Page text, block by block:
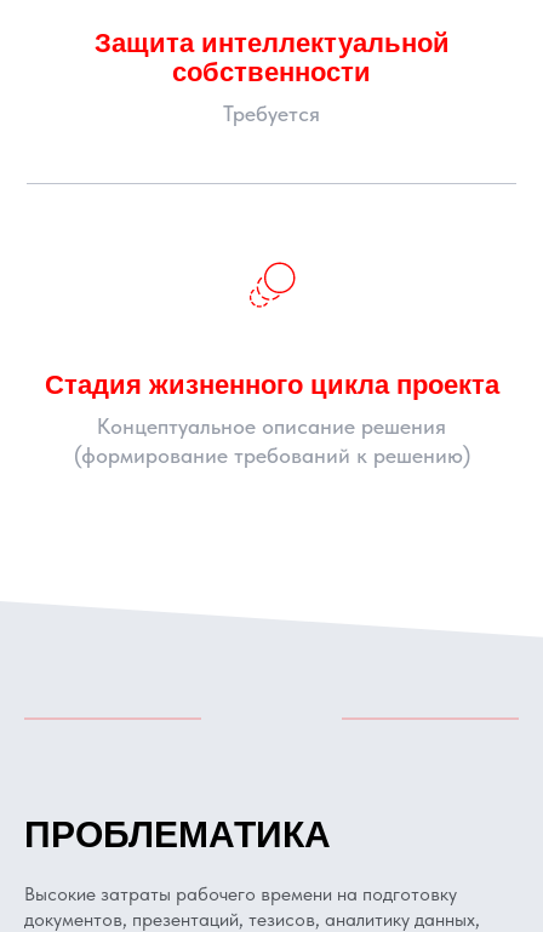
Защита интеллектуальной
собственности
Требуется
Стадия жизненного цикла проекта
Концептуальное описание решения
(формирование требований к решению)
ПРОБЛЕМАТИКА
Высокие затраты рабочего времени на подготовку
документов, презентаций, тезисов, аналитику данных,